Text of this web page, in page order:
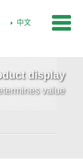
中文
display
value